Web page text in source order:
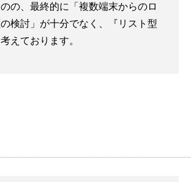
の、最終的に「複数端末からのロ
検討」が十分でなく、『リスト型
えております。